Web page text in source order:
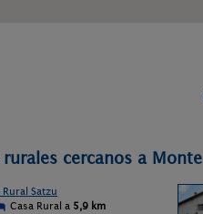
cercanos a
Rural Satzu
Casa Rural a 5,9 km